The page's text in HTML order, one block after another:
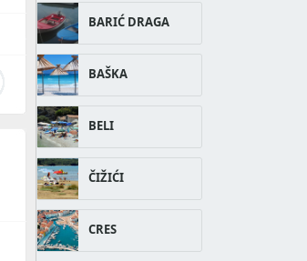
BARIĆ DRAGA
BAŠKA
BELI
ČIŽIĆI
CRES